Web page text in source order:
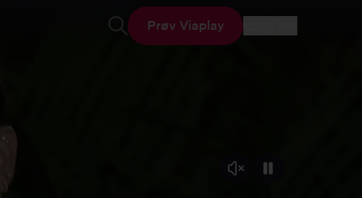
Åpne søk
Prøv Viaplay